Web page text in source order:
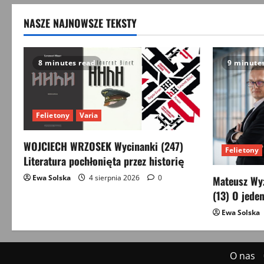
NASZE NAJNOWSZE TEKSTY
8 minutes read
Felietony Varia
WOJCIECH WRZOSEK Wycinanki (247)
Literatura pochłonięta przez historię
Ewa Solska 4 sierpnia 2026 0
9
Felietony
Mateusz
(13) O
Ewa Solska
O nas